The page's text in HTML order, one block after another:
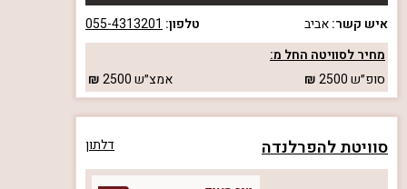
איש קשר:אביב טלפון: 055-4313201
מחיר לסוויטה החל מ:
סופ״ש2500 אמצ״ש2500
סוויטת להפרלנדה דלתון